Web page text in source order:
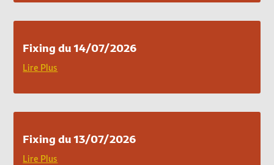
Fixing du 14/07/2026
Lire Plus
Fixing du 13/07/2026
Lire Plus